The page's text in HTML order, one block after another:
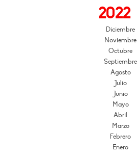
2022
Diciembre
Noviembre
Octubre
Septiembre
Agosto
Julio
Junio
Mayo
Abril
Marzo
Febrero
Enero